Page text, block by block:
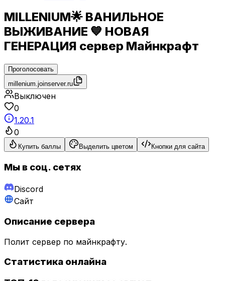
MILLENIUM🌟 ВАНИЛЬНОЕ
ВЫЖИВАНИЕ 💙 НОВАЯ
ГЕНЕРАЦИЯ сервер Майнкрафт
Проголосовать
millenium.joinserver.ru
Выключен
0
1.20.1
0
Купить баллы Выделить цветом Кнопки для сайта
Мы в соц. сетях
Discord
Сайт
Описание сервера
Полит сервер по майнкрафту.
Статистика онлайна